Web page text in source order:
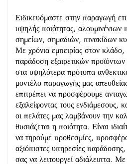
Ειδικευόμαστε στην παραγωγή
υψηλής ποιότητας, αλουμινένιων
σημείων, σημαδιών, πινακίδων
Με χρόνια εμπειρίας στον
παράδοση εξαιρετικών
στα υψηλότερα πρότυπα
μοντέλο παραγωγής μας
επιτρέπει να προσφέρουμε
εξαλείφοντας τους ενδιάμεσους,
οι πελάτες μας λαμβάνουν την
θυσιάζεται η ποιότητα. Είναι
να τηρούμε προθεσμίες,
αξιόπιστες υπηρεσίες
σας να λειτουργεί αδιάλειπτα.